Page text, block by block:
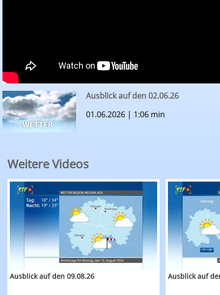
Ausblick auf den 02.06.26
01.06.2026 | 1:06 min
Weitere Videos
RTF.1-Wetter: Ausblick auf den 09.08.26
Ausblick auf den 09.08.26
RTF.1-
Ausblick auf